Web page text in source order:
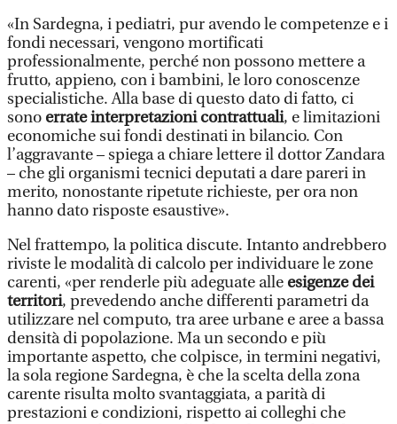
«In Sardegna, i pediatri, pur avendo le competenze e i
fondi necessari, vengono mortificati
professionalmente, perché non possono mettere a
frutto, appieno, con i bambini, le loro conoscenze
specialistiche. Alla base di questo dato di fatto, ci
sono errate interpretazioni contrattuali, e limitazioni
economiche sui fondi destinati in bilancio. Con
l’aggravante – spiega a chiare lettere il dottor Zandara
– che gli organismi tecnici deputati a dare pareri in
merito, nonostante ripetute richieste, per ora non
hanno dato risposte esaustive».
Nel frattempo, la politica discute. Intanto andrebbero
riviste le modalità di calcolo per individuare le zone
carenti, «per renderle più adeguate alle esigenze dei
territori, prevedendo anche differenti parametri da
utilizzare nel computo, tra aree urbane e aree a bassa
densità di popolazione. Ma un secondo e più
importante aspetto, che colpisce, in termini negativi,
la sola regione Sardegna, è che la scelta della zona
carente risulta molto svantaggiata, a parità di
prestazioni e condizioni, rispetto ai colleghi che